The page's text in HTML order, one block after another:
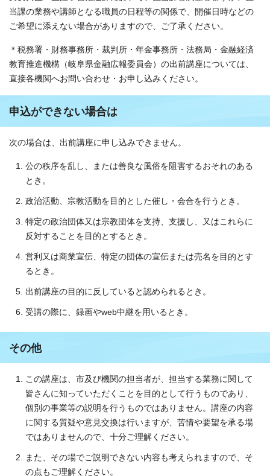
当課の業務や講師となる職員の日程等の関係で、開催日時などの
ご希望に添えない場合がありますので、ご了承ください。
＊税務署・財務事務所・裁判所・年金事務所・法務局・金融経済
教育推進機構（岐阜県金融広報委員会）の出前講座については、
直接各機関へお問い合わせ・お申し込みください。
申込ができない場合は
次の場合は、出前講座に申し込みできません。
公の秩序を乱し、または善良な風俗を阻害するおそれのある
とき。
政治活動、宗教活動を目的とした催し・会合を行うとき。
特定の政治団体又は宗教団体を支持、支援し、又はこれらに
反対することを目的とするとき。
営利又は商業宣伝、特定の団体の宣伝または売名を目的とす
るとき。
出前講座の目的に反していると認められるとき。
受講の際に、録画やweb中継を用いるとき。
その他
この講座は、市及び機関の担当者が、担当する業務に関して
皆さんに知っていただくことを目的として行うものであり、
個別の事業等の説明を行うものではありません。講座の内容
に関する質疑や意見交換は行いますが、苦情や要望を承る場
ではありませんので、十分ご理解ください。
また、その場でご説明できない内容も考えられますので、そ
の点もご理解ください。